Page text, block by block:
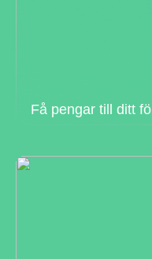
Få pengar till ditt